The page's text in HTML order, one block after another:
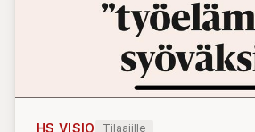
HS VISIO Tilaajille